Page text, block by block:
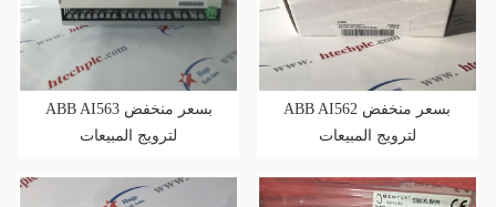
ABB AI563 بسعر منخفض
لترويج المبيعات
ABB AI562 بسعر منخفض
لترويج المبيعات